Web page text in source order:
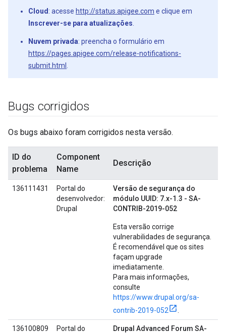
Cloud : acesse http://status.apigee.com e clique em
Inscrever-se para atualizações
Nuvem privada: preencha o formulário em
https://pages.apigee.com/release-notifications-
submit.html
Bugs corrigidos
Os bugs abaixo foram corrigidos nesta versão.
ID do
problema
Component
Name
Descrição
136111431
Portal do
desenvolvedor:
Drupal
Versão de segurança do
módulo UUID: 7.x-1.3 - SA-
CONTRIB-2019-052
Esta versão corrige
vulnerabilidades de segurança.
É recomendável que os sites
façam upgrade
imediatamente.
Para mais informações,
consulte
https://www.drupal.org/sa-
contrib-2019-052
136100809
Portal do
Drupal Advanced Forum SA-